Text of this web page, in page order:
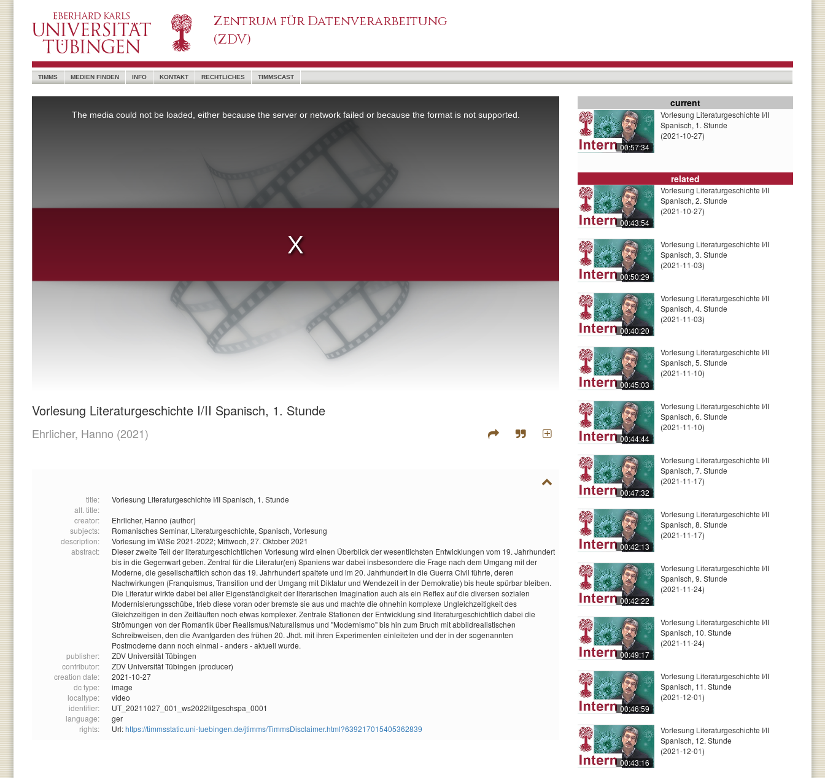
Zentrum für Datenverarbeitung
(ZDV)
TIMMS MEDIEN FINDEN INFO KONTAKT RECHTLICHES TIMMSCAST
Vorlesung Literaturgeschichte I/II Spanisch, 1. Stunde
Ehrlicher, Hanno (2021)
title:
Vorlesung Literaturgeschichte I/II Spanisch, 1. Stunde
alt. title:
creator:
Ehrlicher, Hanno (author)
subjects:
Romanisches Seminar, Literaturgeschichte, Spanisch, Vorlesung
description:
Vorlesung im WiSe 2021-2022; Mittwoch, 27. Oktober 2021
abstract:
Dieser zweite Teil der literaturgeschichtlichen Vorlesung wird einen Überblick der wesentlichsten Entwicklungen vom 19. Jahrhundert
bis in die Gegenwart geben. Zentral für die Literatur(en) Spaniens war dabei insbesondere die Frage nach dem Umgang mit der
Moderne, die gesellschaftlich schon das 19. Jahrhundert spaltete und im 20. Jahrhundert in die Guerra Civil führte, deren
Nachwirkungen (Franquismus, Transition und der Umgang mit Diktatur und Wendezeit in der Demokratie) bis heute spürbar bleiben.
Die Literatur wirkte dabei bei aller Eigenständigkeit der literarischen Imagination auch als ein Reflex auf die diversen sozialen
Modernisierungsschübe, trieb diese voran oder bremste sie aus und machte die ohnehin komplexe Ungleichzeitigkeit des
Gleichzeitigen in den Zeitläuften noch etwas komplexer. Zentrale Stationen der Entwicklung sind literaturgeschichtlich dabei die
Strömungen von der Romantik über Realismus/Naturalismus und "Modernismo" bis hin zum Bruch mit abbildrealistischen
Schreibweisen, den die Avantgarden des frühen 20. Jhdt. mit ihren Experimenten einleiteten und der in der sogenannten
Postmoderne dann noch einmal - anders - aktuell wurde.
publisher:
ZDV Universität Tübingen
contributor:
ZDV Universität Tübingen (producer)
creation date:
2021-10-27
dc type:
image
localtype:
video
identifier:
UT_20211027_001_ws2022litgeschspa_0001
language:
ger
rights:
Url:https://timmsstatic.uni-tuebingen.de/jtimms/TimmsDisclaimer.html?639217015405362839
current
00:57:34
Vorlesung Literaturgeschichte I/II
Spanisch, 1. Stunde
(2021-10-27)
related
00:43:54
Vorlesung Literaturgeschichte I/II
Spanisch, 2. Stunde
(2021-10-27)
00:50:29
Vorlesung Literaturgeschichte I/II
Spanisch, 3. Stunde
(2021-11-03)
00:40:20
Vorlesung Literaturgeschichte I/II
Spanisch, 4. Stunde
(2021-11-03)
00:45:03
Vorlesung Literaturgeschichte I/II
Spanisch, 5. Stunde
(2021-11-10)
00:44:44
Vorlesung Literaturgeschichte I/II
Spanisch, 6. Stunde
(2021-11-10)
00:47:32
Vorlesung Literaturgeschichte I/II
Spanisch, 7. Stunde
(2021-11-17)
00:42:13
Vorlesung Literaturgeschichte I/II
Spanisch, 8. Stunde
(2021-11-17)
00:42:22
Vorlesung Literaturgeschichte I/II
Spanisch, 9. Stunde
(2021-11-24)
00:49:17
Vorlesung Literaturgeschichte I/II
Spanisch, 10. Stunde
(2021-11-24)
00:46:59
Vorlesung Literaturgeschichte I/II
Spanisch, 11. Stunde
(2021-12-01)
00:43:16
Vorlesung Literaturgeschichte I/II
Spanisch, 12. Stunde
(2021-12-01)